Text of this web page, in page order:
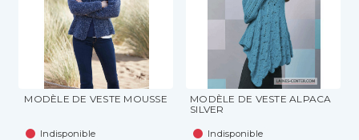
MODÈLE DE VESTE MOUSSE
Indisponible
MODÈLE DE VESTE ALPACA
SILVER
Indisponible